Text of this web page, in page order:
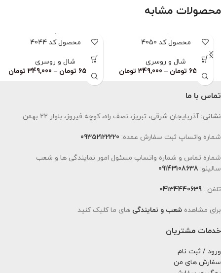
محصولات مشابه
محصول کد 4050
شال و روسری
659,000 تومان –
349,000 تومان
محصول کد 4044
شال و روسری
659,000 تومان –
349,000 تومان
تماس با ما
نشانی: آذربایجان شرقی، تبریز، نصف راه، کوچه فیروز، بلوار 22 بهمن
شماره واتساپ ثبت سفارش عمده: 09352122220
شماره تماس و شماره واتساپ مسئول امور نمایندگی ها و شعب
سالینو: 09143108638
تلفن : 04134440639
برای مشاهده شعب و نمایندگی های ما کلیک کنید
خدمات مشتریان
ورود / ثبت نام
سفارش های من